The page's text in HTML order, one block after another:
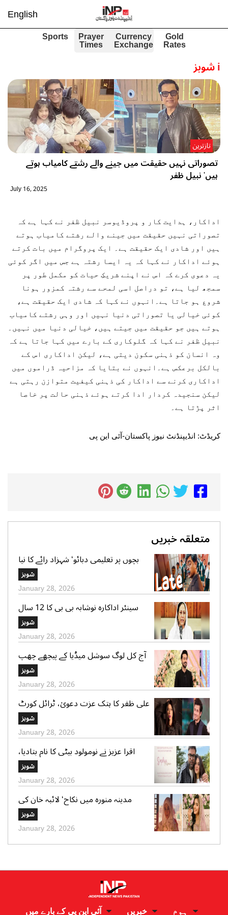
English
Gold
Rates
Currency
Exchange
Prayer
Times
Sports
iشوبز
تصوراتی نہیں حقیقت میں جینے والے رشتے کامیاب ہوتے
ہیں' نبیل ظفر
تازترین
July 16, 2025
اداکار، ہدایت کار و پروڈیوسر نبیل ظفر نے کہا ہے کہ
تصوراتی نہیں حقیقت میں جینے والے رشتے کامیاب ہوتے
ہیں اور شادی ایک حقیقت ہے۔ ایک پروگرام میں بات کرتے
ہوئے اداکار نے کہا کہ یہ ایسا رشتہ ہے جس میں اگر کوئی
یہ دعوی کرے کہ اس نے اپنے شریکِ حیات کو مکمل طور پر
سمجھ لیا ہے، تو دراصل اسی لمحے سے رشتہ کمزور ہونا
شروع ہو جاتا ہے۔انہوں نے کہا کہ شادی ایک حقیقت ہے،
کوئی خیالی یا تصوراتی دنیا نہیں اور وہی رشتے کامیاب
ہوتے ہیں جو حقیقت میں جیتے ہیں، خیالی دنیا میں نہیں۔
نبیل ظفر نے کہا کہ گلوکاری کے بارے میں کہا جاتا ہے کہ
وہ انسان کو ذہنی سکون دیتی ہے، لیکن اداکاری اس کے
بالکل برعکس ہے۔انہوں نے بتایا کہ مزاحیہ ڈراموں میں
اداکاری کرنے سے اداکار کی ذہنی کیفیت متوازن رہتی ہے
لیکن سنجیدہ کردار ادا کرتے ہوئے ذہنی حالت پر خاصا
اثر پڑتا ہے۔
کریڈٹ: انڈیپنڈنٹ نیوز پاکستان-آئی این پی
متعلقہ خبریں
بچوں پر تعلیمی دبائو‘ شہزاد رائے کا نیا
گانا سوشل میڈیا پر وائرل
شوبز
January 28, 2026
سینئر اداکارہ نوشابہ بی بی کا 12 سال
کی عمر میں شادی ہونے کا اعتراف
شوبز
January 28, 2026
آج کل لوگ سوشل میڈیا کے پیچھے چھپ
کر ایک دوسرے پر کیچڑ اچھالتے ہیں‘ علی
عباس
شوبز
January 28, 2026
علی ظفر کا ہتک عزت دعویٰ، ٹرائل کورٹ
شوبز
January 28, 2026
اقرا عزیز نے نومولود بیٹی کا نام بتادیا،
مداحوں کی مبارکباد
شوبز
January 28, 2026
مدینہ منورہ میں نکاح‘ لائبہ خان کی
دعائے خیر کی تصاویر بھی وائرل
شوبز
January 28, 2026
ہوم خبریں آئی این پی کے بارے میں